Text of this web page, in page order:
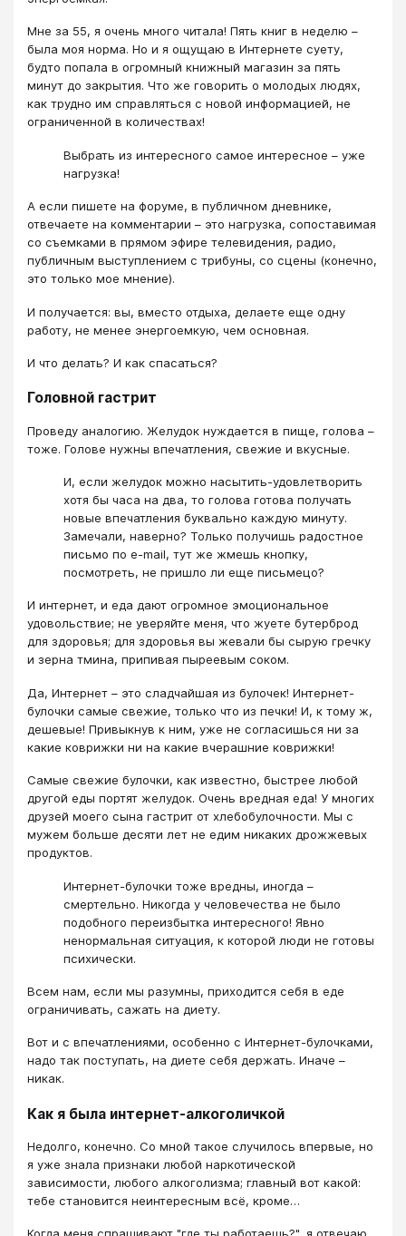
Мне за 55, я очень много читала! Пять книг в неделю –
была моя норма. Но и я ощущаю в Интернете суету,
будто попала в огромный книжный магазин за пять
минут до закрытия. Что же говорить о молодых людях,
как трудно им справляться с новой информацией, не
ограниченной в количествах!
Выбрать из интересного самое интересное – уже
нагрузка!
А если пишете на форуме, в публичном дневнике,
отвечаете на комментарии – это нагрузка, сопоставимая
со съемками в прямом эфире телевидения, радио,
публичным выступлением с трибуны, со сцены (конечно,
это только мое мнение).
И получается: вы, вместо отдыха, делаете еще одну
работу, не менее энергоемкую, чем основная.
И что делать? И как спасаться?
Головной гастрит
Проведу аналогию. Желудок нуждается в пище, голова –
тоже. Голове нужны впечатления, свежие и вкусные.
И, если желудок можно насытить-удовлетворить
хотя бы часа на два, то голова готова получать
новые впечатления буквально каждую минуту.
Замечали, наверно? Только получишь радостное
письмо по e-mail, тут же жмешь кнопку,
посмотреть, не пришло ли еще письмецо?
И интернет, и еда дают огромное эмоциональное
удовольствие; не уверяйте меня, что жуете бутерброд
для здоровья; для здоровья вы жевали бы сырую гречку
и зерна тмина, припивая пыреевым соком.
Да, Интернет – это сладчайшая из булочек! Интернет-
булочки самые свежие, только что из печки! И, к тому ж,
дешевые! Привыкнув к ним, уже не согласишься ни за
какие коврижки ни на какие вчерашние коврижки!
Самые свежие булочки, как известно, быстрее любой
другой еды портят желудок. Очень вредная еда! У многих
друзей моего сына гастрит от хлебобулочности. Мы с
мужем больше десяти лет не едим никаких дрожжевых
продуктов.
Интернет-булочки тоже вредны, иногда –
смертельно. Никогда у человечества не было
подобного переизбытка интересного! Явно
ненормальная ситуация, к которой люди не готовы
психически.
Всем нам, если мы разумны, приходится себя в еде
ограничивать, сажать на диету.
Вот и с впечатлениями, особенно с Интернет-булочками,
надо так поступать, на диете себя держать. Иначе –
никак.
Как я была интернет-алкоголичкой
Недолго, конечно. Со мной такое случилось впервые, но
я уже знала признаки любой наркотической
зависимости, любого алкоголизма; главный вот какой:
тебе становится неинтересным всё, кроме…